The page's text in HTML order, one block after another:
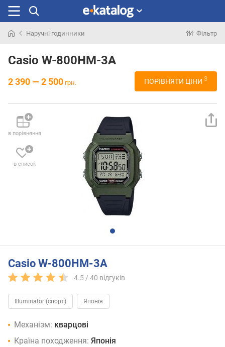
раніше
Наручні годинники Фільтр
Casio W-800HM-3A
2 390 — 2 500 грн. ПОРІВНЯТИ ЦІНИ 3
в порівняння
в список
Casio W-800HM-3A
4.5 /40 відгуків
Illuminator (спорт) Японія
Механізм: кварцові
Країна походження: Японія